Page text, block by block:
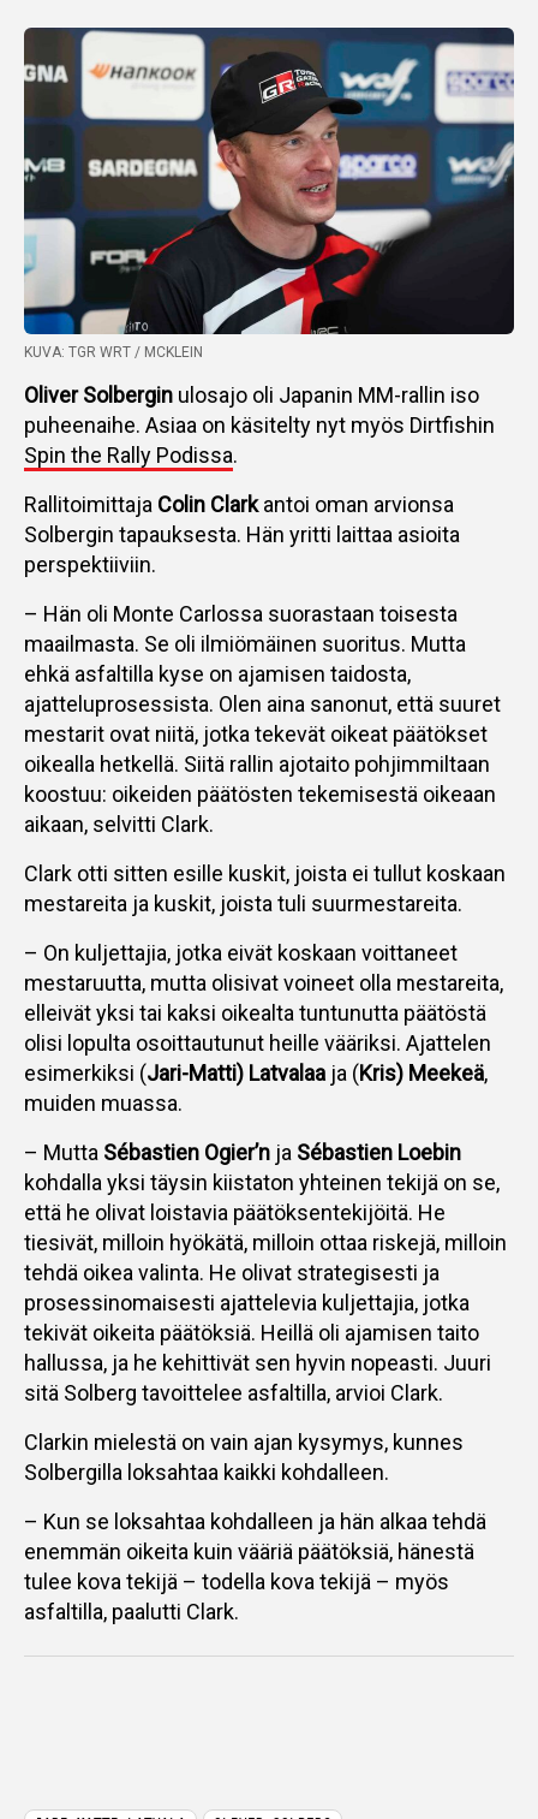
KUVA: TGR WRT / MCKLEIN
Oliver Solbergin ulosajo oli Japanin MM-rallin iso
puheenaihe. Asiaa on käsitelty nyt myös Dirtfishin
Spin the Rally Podissa.
Rallitoimittaja Colin Clarkantoi oman arvionsa
Solbergin tapauksesta. Hän yritti laittaa asioita
perspektiiviin.
– Hän oli Monte Carlossa suorastaan toisesta
maailmasta. Se oli ilmiömäinen suoritus. Mutta
ehkä asfaltilla kyse on ajamisen taidosta,
ajatteluprosessista. Olen aina sanonut, että suuret
mestarit ovat niitä, jotka tekevät oikeat päätökset
oikealla hetkellä. Siitä rallin ajotaito pohjimmiltaan
koostuu: oikeiden päätösten tekemisestä oikeaan
aikaan, selvitti Clark.
Clark otti sitten esille kuskit, joista ei tullut koskaan
mestareita ja kuskit, joista tuli suurmestareita.
– On kuljettajia, jotka eivät koskaan voittaneet
mestaruutta, mutta olisivat voineet olla mestareita,
elleivät yksi tai kaksi oikealta tuntunutta päätöstä
olisi lopulta osoittautunut heille vääriksi. Ajattelen
esimerkiksi (Jari-Matti) Latvalaa ja (Kris) Meekeä,
muiden muassa.
– Mutta Sébastien Ogier’n ja Sébastien Loebin
kohdalla yksi täysin kiistaton yhteinen tekijä on se,
että he olivat loistavia päätöksentekijöitä. He
tiesivät, milloin hyökätä, milloin ottaa riskejä, milloin
tehdä oikea valinta. He olivat strategisesti ja
prosessinomaisesti ajattelevia kuljettajia, jotka
tekivät oikeita päätöksiä. Heillä oli ajamisen taito
hallussa, ja he kehittivät sen hyvin nopeasti. Juuri
sitä Solberg tavoittelee asfaltilla, arvioi Clark.
Clarkin mielestä on vain ajan kysymys, kunnes
Solbergilla loksahtaa kaikki kohdalleen.
– Kun se loksahtaa kohdalleen ja hän alkaa tehdä
enemmän oikeita kuin vääriä päätöksiä, hänestä
tulee kova tekijä – todella kova tekijä – myös
asfaltilla, paalutti Clark.